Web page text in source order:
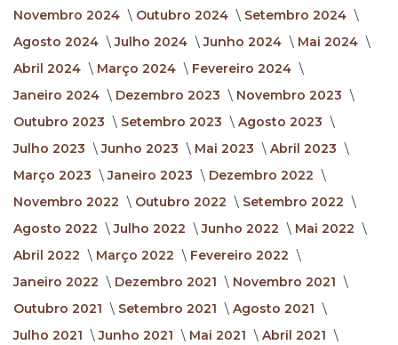
Novembro 2024
Outubro 2024
Setembro 2024
Agosto 2024
Julho 2024 Junho 2024
Mai 2024
Abril 2024
Março 2024
Fevereiro 2024
Janeiro 2024
Dezembro 2023
Novembro 2023
Outubro 2023
Setembro 2023
Agosto 2023
Julho 2023
Junho 2023 Mai 2023
Abril 2023
Março 2023
Janeiro 2023
Dezembro 2022
Novembro 2022
Outubro 2022
Setembro 2022
Agosto 2022
Julho 2022 Junho 2022
Mai 2022
Abril 2022
Março 2022
Fevereiro 2022
Janeiro 2022
Dezembro 2021
Novembro 2021
Outubro 2021
Setembro 2021
Agosto 2021
Julho 2021
Junho 2021 Mai 2021
Abril 2021